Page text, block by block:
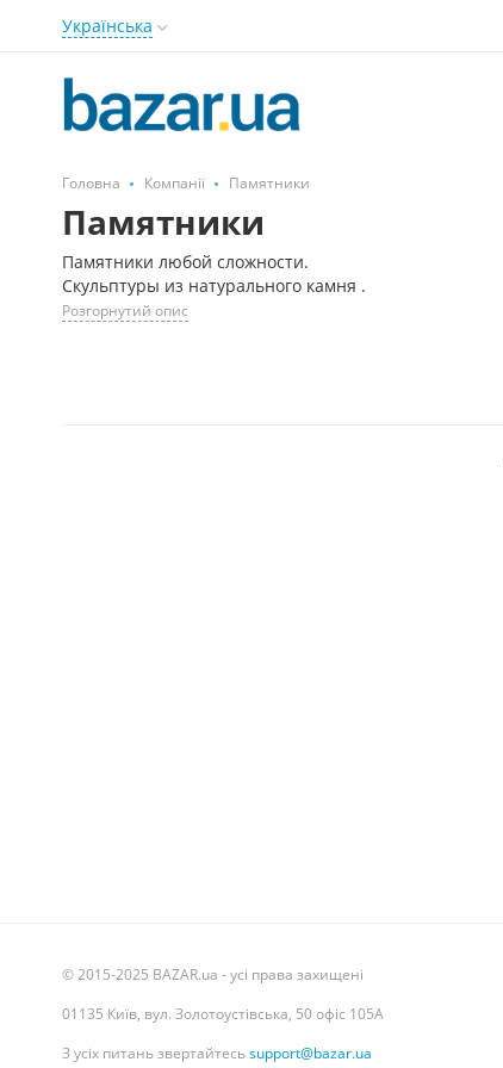
Українська
Головна Компанії Памятники
Памятники
Памятники любой сложности.
Скульптуры из натурального камня .
Розгорнутий опис
© 2015-2025 BAZAR.ua - усі права захищені
01135 Київ, вул. Золотоустівська, 50 офіс 105А
З усіх питань звертайтесьsupport@bazar.ua